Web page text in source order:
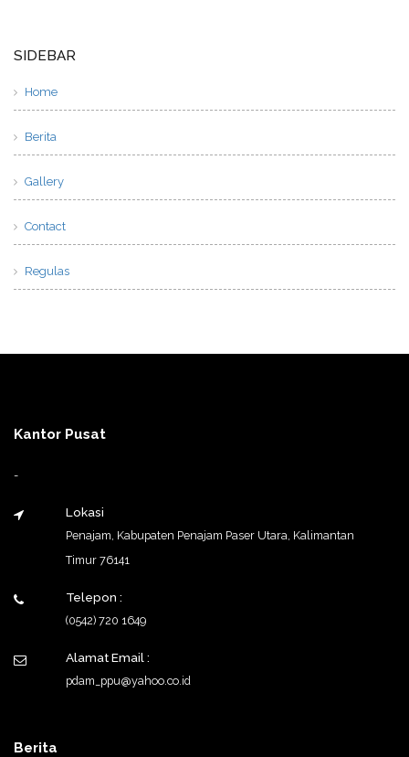
SIDEBAR
Home
Berita
Gallery
Contact
Regulas
Kantor Pusat
-
Lokasi
Penajam, Kabupaten Penajam Paser Utara, Kalimantan
Timur 76141
Telepon :
(0542) 720 1649
Alamat Email :
pdam_ppu@yahoo.co.id
Berita